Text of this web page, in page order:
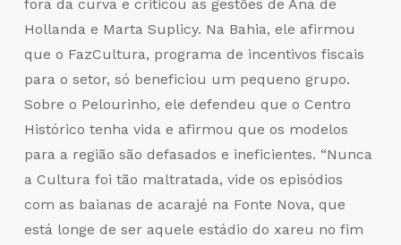
fora da curva e criticou as gestões de Ana de
Hollanda e Marta Suplicy. Na Bahia, ele afirmou
que o FazCultura, programa de incentivos fiscais
para o setor, só beneficiou um pequeno grupo.
Sobre o Pelourinho, ele defendeu que o Centro
Histórico tenha vida e afirmou que os modelos
para a região são defasados e ineficientes. “Nunca
a Cultura foi tão maltratada, vide os episódios
com as baianas de acarajé na Fonte Nova, que
está longe de ser aquele estádio do xareu no fim